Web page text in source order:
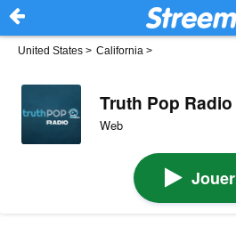
United States > California >
Truth Pop Radio
Web
Jouer